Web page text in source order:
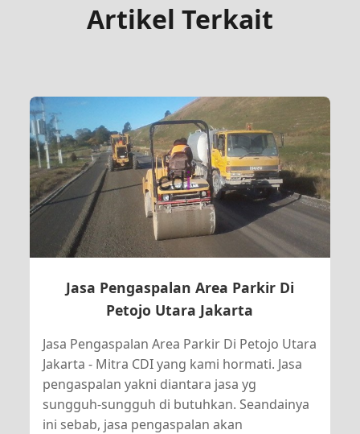
Artikel Terkait
Jasa Pengaspalan Area Parkir Di
Petojo Utara Jakarta
Jasa Pengaspalan Area Parkir Di Petojo Utara
Jakarta - Mitra CDI yang kami hormati. Jasa
pengaspalan yakni diantara jasa yg
sungguh-sungguh di butuhkan. Seandainya
ini sebab, jasa pengaspalan akan